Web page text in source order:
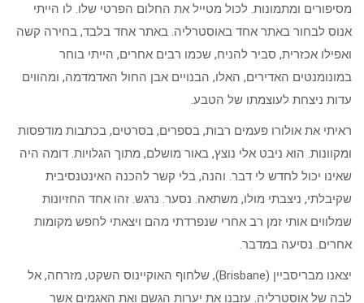
מסיפורים ומתמונות. לכול מטייל את החלום הפרטי שלו. לו הייתי
אנוס לבחור באתר אחד באוסטרליה. באתר אחד בלבד, בחירה קשה
ואפילו אכזרית, סביר להניח, שכמו רבים אחרים, הייתי בוחר
במונומנטים האדירים, האלו, הבנויים אבן החול האדמדמה, ומהווים
עדות ניצחת לעוצמתו של הטבע.
ראיתי את אולורו פעמים רבות, בספרים, בסרטים, בכתבות מודפסות
ומקוונות. הוא ניבט אלי נוצץ, באור מושלם, מתוך הגלויות. דומה היה
שאינו יכול לחדש לי דבר. והנה, בלי קשר להכנה האינטנסיבית
שקיבלתי, ניצבתי מולו, משתאה. נסער. נרגש. זהו אחד החזיונות
שמלווים אותי זמן רב אחרי שנפרדתי מהם ויצאתי לחפש מקומות
אחרים. נסיעה במדבר.
יצאנו מבריסביין (Brisbane), שלחוף האוקיינוס השקט, מזרחה, אל
לבה של אוסטרליה. עזבנו את יערות הגשם ואת האגמים אשר